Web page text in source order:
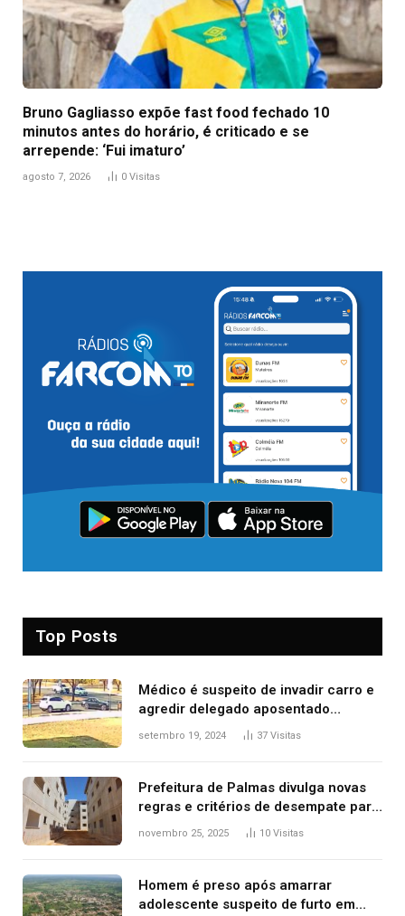
Bruno Gagliasso expõe fast food fechado 10
minutos antes do horário, é criticado e se
arrepende: ‘Fui imaturo’
agosto 7, 2026 0 Visitas
Top Posts
Médico é suspeito de invadir carro e
agredir delegado aposentado
durante confusão no trânsito
setembro 19, 2024 37 Visitas
Prefeitura de Palmas divulga novas
regras e critérios de desempate para
seleção de famílias no Minha Casa,
novembro 25, 2025 10 Visitas
Homem é preso após amarrar
adolescente suspeito de furto em